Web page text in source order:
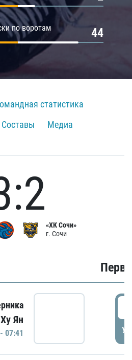
по воротам 44
статистика
Составы
Медиа
«ХК Сочи»
г. Сочи
Ян
07:41